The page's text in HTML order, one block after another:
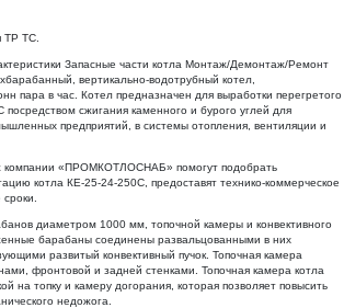
ТР ТС.
Запасные части котла Монтаж/Демонтаж/Ремонт
вертикально-водотрубный котел,
пара в час. Котел предназначен для выработки перегретого
посредством сжигания каменного и бурого углей для
предприятий, в системы отопления, вентиляции и
компании «ПРОМКОТЛОСНАБ» помогут подобрать
котла КЕ-25-24-250С, предоставят технико-коммерческое
диаметром 1000 мм, топочной камеры и конвективного
барабаны соединены развальцованными в них
развитый конвективный пучок. Топочная камера
фронтовой и задней стенками. Топочная камера котла
на топку и камеру догорания, которая позволяет повысить
недожога.